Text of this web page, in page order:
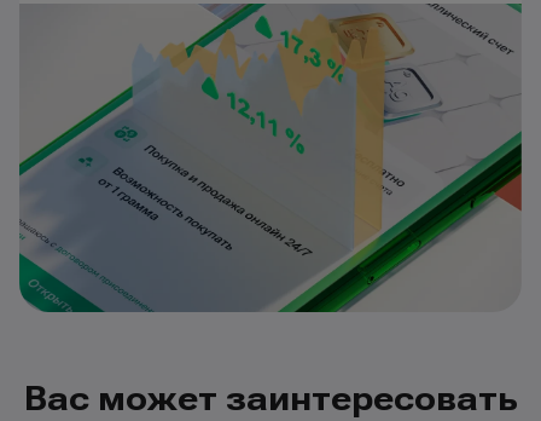
Вас может заинтересовать